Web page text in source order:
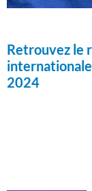
Retrouvez le
2024